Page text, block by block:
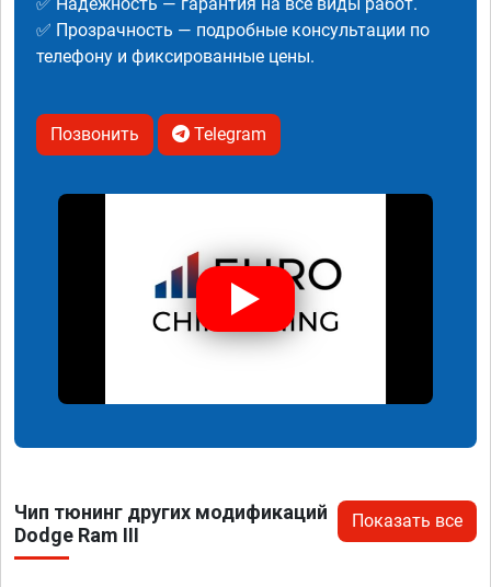
✅ Прозрачность — подробные консультации по
телефону и фиксированные цены.
Позвонить Telegram
Чип тюнинг других модификаций
Dodge Ram III
Показать все